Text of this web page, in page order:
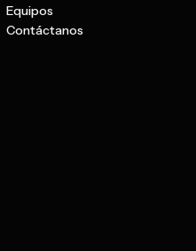
Equipos
Contáctanos